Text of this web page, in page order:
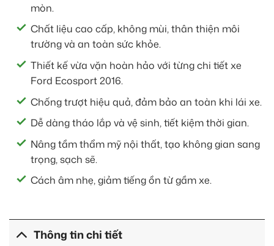
mòn.
Chất liệu cao cấp, không mùi, thân thiện môi
trường và an toàn sức khỏe.
Thiết kế vừa vặn hoàn hảo với từng chi tiết xe
Ford Ecosport 2016.
Chống trượt hiệu quả, đảm bảo an toàn khi lái xe.
Dễ dàng tháo lắp và vệ sinh, tiết kiệm thời gian.
Nâng tầm thẩm mỹ nội thất, tạo không gian sang
trọng, sạch sẽ.
Cách âm nhẹ, giảm tiếng ồn từ gầm xe.
Thông tin chi tiết